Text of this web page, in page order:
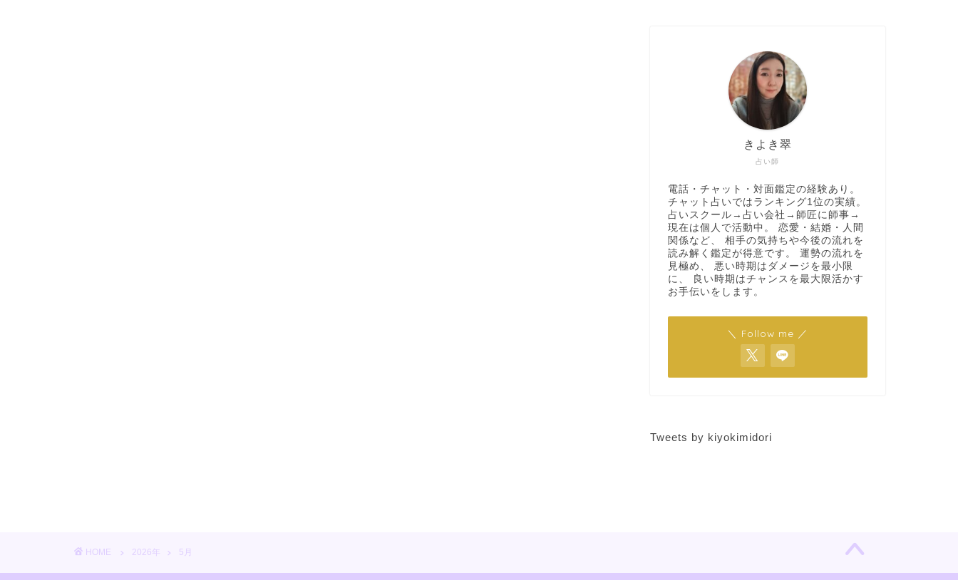
占い師
きよき翠
電話・チャット・対面鑑定の経験あり。
チャット占いではランキング1位の実績。
占いスクール→占い会社→師匠に師事→
現在は個人で活動中。 恋愛・結婚・人間
関係など、 相手の気持ちや今後の流れを
読み解く鑑定が得意です。 運勢の流れを
見極め、 悪い時期はダメージを最小限
に、 良い時期はチャンスを最大限活かす
お手伝いをします。
＼ Follow me ／
Tweets by kiyokimidori
HOME 2026年 5月